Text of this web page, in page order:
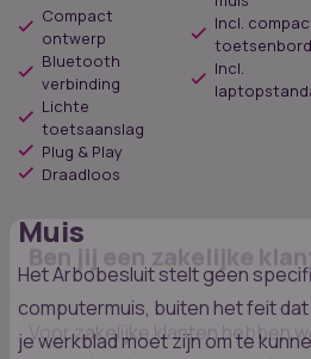
Compact
ontwerp
Bluetooth
verbinding
Lichte
toetsaanslag
Plug & Play
Draadloos
Incl.
toetsenbord
Incl.
Muis
Het Arbobesluit stelt geen
computermuis, buiten het feit
je werkblad moet zijn om te
Ben jij een zakelijke